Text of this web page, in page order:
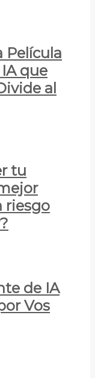
Película
que
al
tu
riesgo
de IA
Vos